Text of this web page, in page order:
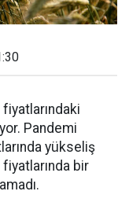
Pandemi
yükseliş
fiyatlarında bir